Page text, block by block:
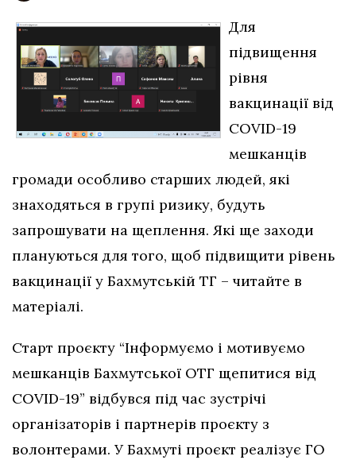
Для
підвищення
рівня
вакцинації від
COVID-19
мешканців
громади особливо старших людей, які
знаходяться в групі ризику, будуть
запрошувати на щеплення. Які ще заходи
плануються для того, щоб підвищити рівень
вакцинації у Бахмутській ТГ – читайте в
матеріалі.
Старт проєкту “Інформуємо і мотивуємо
мешканців Бахмутської ОТГ щепитися від
COVID-19” відбувся під час зустрічі
організаторів і партнерів проєкту з
волонтерами. У Бахмуті проєкт реалізує ГО